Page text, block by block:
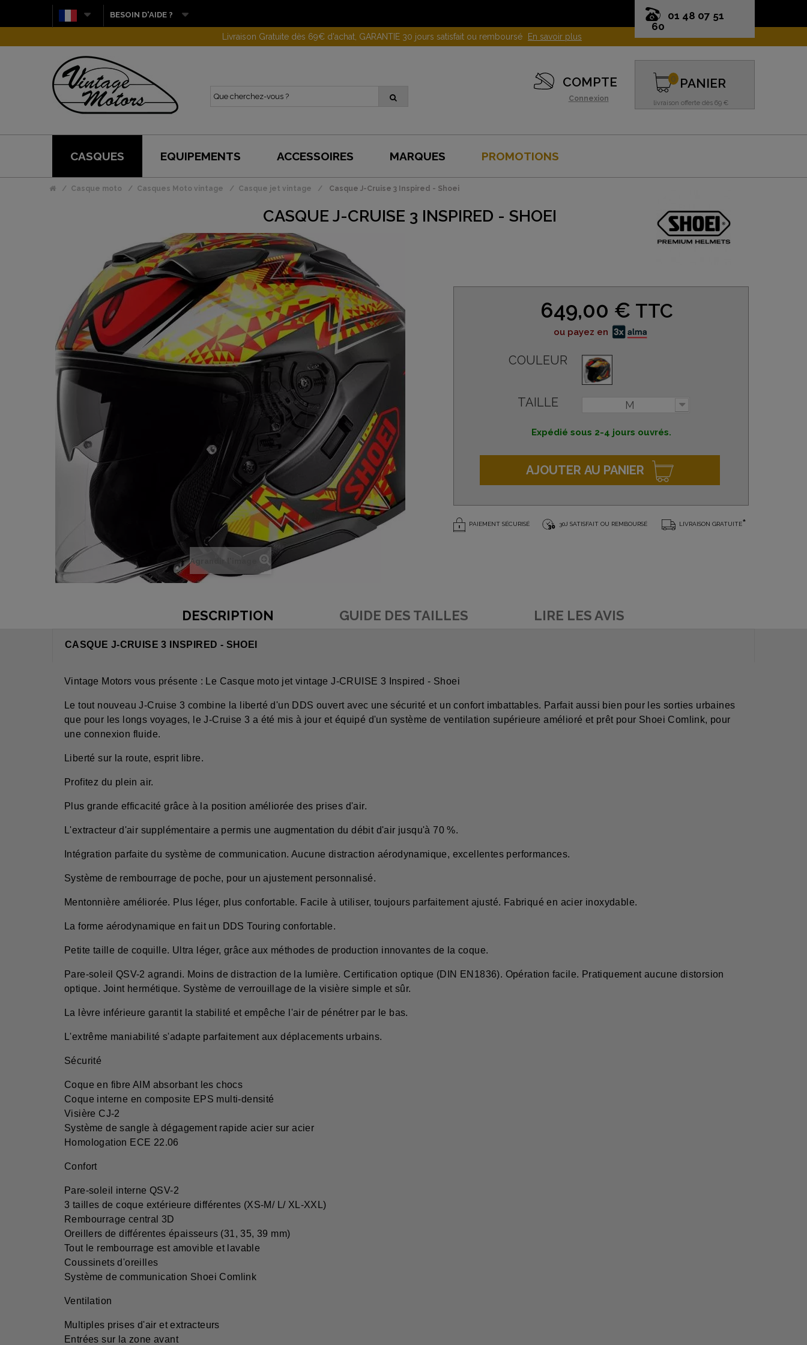
01 48 07 51
60
BESOIN D'AIDE ?
Gagnez 10 euros en parrainant un proche ! En savoir plus
COMPTE
Connexion
PANIER
livraison offerte dès 69 €
0
CASQUES EQUIPEMENTS ACCESSOIRES MARQUES PROMOTIONS
Casque moto Casques Moto vintage Casque jet vintage Casque J-Cruise 3 Inspired - Shoei
CASQUE J-CRUISE 3 INSPIRED - SHOEI
Agrandir l'image
649,00 € TTC
ou payez en
COULEUR
TAILLE M
Expédié sous 2-4 jours ouvrés.
AJOUTER AU PANIER
PAIEMENT SÉCURISÉ 30J SATISFAIT OU REMBOURSÉ LIVRAISON GRATUITE*
DESCRIPTION GUIDE DES TAILLES LIRE LES AVIS
CASQUE J-CRUISE 3 INSPIRED - SHOEI
Vintage Motors vous présente : Le Casque moto jet vintage J-CRUISE 3 Inspired - Shoei
Le tout nouveau J-Cruise 3 combine la liberté d'un DDS ouvert avec une sécurité et un confort imbattables. Parfait aussi bien pour les sorties urbaines
que pour les longs voyages, le J-Cruise 3 a été mis à jour et équipé d'un système de ventilation supérieure amélioré et prêt pour Shoei Comlink, pour
une connexion fluide.
Liberté sur la route, esprit libre.
Profitez du plein air.
Plus grande efficacité grâce à la position améliorée des prises d'air.
L'extracteur d'air supplémentaire a permis une augmentation du débit d'air jusqu'à 70 %.
Intégration parfaite du système de communication. Aucune distraction aérodynamique, excellentes performances.
Système de rembourrage de poche, pour un ajustement personnalisé.
Mentonnière améliorée. Plus léger, plus confortable. Facile à utiliser, toujours parfaitement ajusté. Fabriqué en acier inoxydable.
La forme aérodynamique en fait un DDS Touring confortable.
Petite taille de coquille. Ultra léger, grâce aux méthodes de production innovantes de la coque.
Pare-soleil QSV-2 agrandi. Moins de distraction de la lumière. Certification optique (DIN EN1836). Opération facile. Pratiquement aucune distorsion
optique. Joint hermétique. Système de verrouillage de la visière simple et sûr.
La lèvre inférieure garantit la stabilité et empêche l'air de pénétrer par le bas.
L'extrême maniabilité s'adapte parfaitement aux déplacements urbains.
Sécurité
Coque en fibre AIM absorbant les chocs
Coque interne en composite EPS multi-densité
Visière CJ-2
Système de sangle à dégagement rapide acier sur acier
Homologation ECE 22.06
Confort
Pare-soleil interne QSV-2
3 tailles de coque extérieure différentes (XS-M/ L/ XL-XXL)
Rembourrage central 3D
Oreillers de différentes épaisseurs (31, 35, 39 mm)
Tout le rembourrage est amovible et lavable
Coussinets d'oreilles
Système de communication Shoei Comlink
Ventilation
Multiples prises d'air et extracteurs
Entrées sur la zone avant